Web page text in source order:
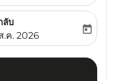
label
ลับ
return-date-
.ค. 2026
today